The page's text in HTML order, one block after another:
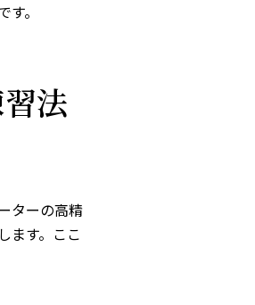
。
法
ターの高精
ます。ここ